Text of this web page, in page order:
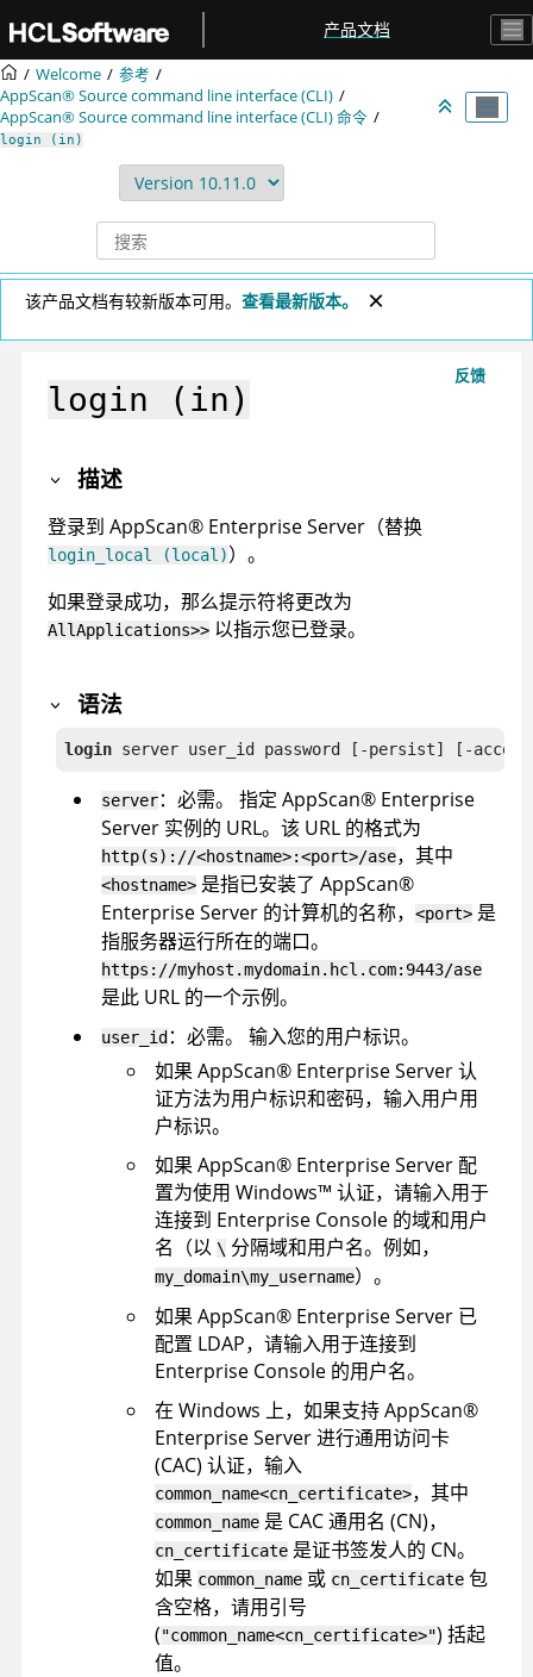
产品文档
Welcome
参考
AppScan® Source command line interface (CLI)
AppScan® Source command line interface (CLI)命令
login (in)
该产品文档有较新版本可用。 查看最新版本。
反馈
login (in)
描述
登录到 AppScan® Enterprise Server （替换
login_local (local)）。
如果登录成功，那么提示符将更改为
AllApplications>> 以指示您已登录。
语法
login server user_id password [-persist] [-
server：必需。 指定 AppScan® Enterprise
Server 实例的 URL。该 URL 的格式为
http(s)://<hostname>:<port>/ase，其中
<hostname> 是指已安装了 AppScan®
Enterprise Server 的计算机的名称， <port> 是
指服务器运行所在的端口。
https://myhost.mydomain.hcl.com:9443/ase
是此 URL 的一个示例。
user_id ：必需。
输入您的用户标识。
如果 AppScan® Enterprise Server认
证方法为用户标识和密码，输入用户用
户标识。
如果 AppScan® Enterprise Server 配
置为使用 Windows™ 认证，请输入用于
连接到 Enterprise Console 的域和用户
名（以 \ 分隔域和用户名。例如，
my_domain\my_username）。
如果 AppScan® Enterprise Server 已
配置 LDAP，请输入用于连接到
Enterprise Console 的用户名。
在 Windows 上，如果支持AppScan®
Enterprise Server进行通用访问卡
(CAC) 认证，输入
common_name<cn_certificate>，其中
common_name 是 CAC 通用名 (CN)，
cn_certificate 是证书签发人的 CN。
如果 common_name 或 cn_certificate 包
含空格，请用引号
("common_name<cn_certificate>") 括起
值。